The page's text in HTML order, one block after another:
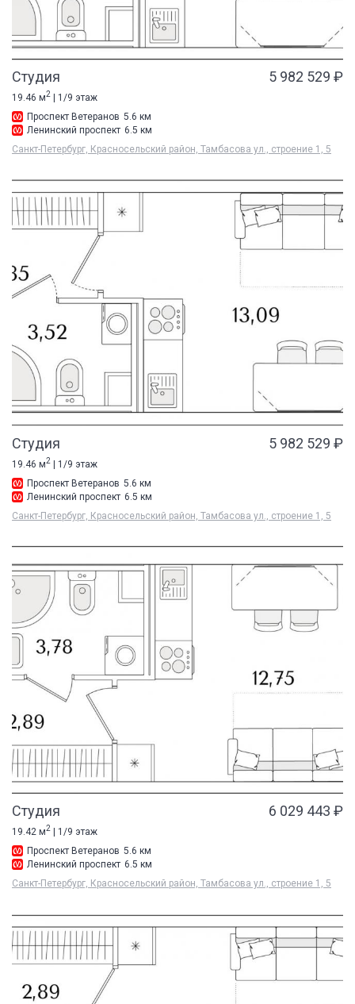
Студия 5 982 529 ₽
19.46 м2 | 1/9 этаж
Проспект Ветеранов 5.6 км
Ленинский проспект 6.5 км
Санкт-Петербург, Красносельский район, Тамбасова ул., строение 1, 5
Студия 5 982 529 ₽
19.46 м2
| 1/9 этаж
Проспект Ветеранов 5.6 км
Ленинский проспект 6.5 км
Санкт-Петербург, Красносельский район, Тамбасова ул., строение 1, 5
Студия 6 029 443 ₽
19.42 м2 | 1/9 этаж
Проспект Ветеранов 5.6 км
Ленинский проспект 6.5 км
Санкт-Петербург, Красносельский район, Тамбасова ул., строение 1, 5